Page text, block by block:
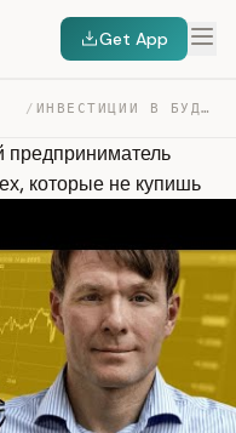
Get App
/ ИНВЕСТИЦИИ В БУДУЩЕЕ. СЕРИЙНЫЙ ПРЕДПРИНИМАТЕЛЬ МИХАИЛ И… — TRANSCRIPT
которые не купишь